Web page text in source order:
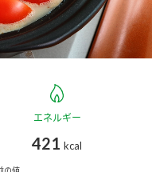
鍋用調味料
中華
エネルギー
421 kcal